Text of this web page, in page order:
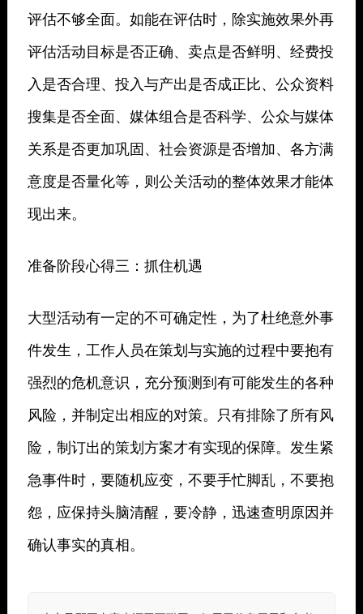
评估不够全面。如能在评估时，除实施效果外再
评估活动目标是否正确、卖点是否鲜明、经费投
入是否合理、投入与产出是否成正比、公众资料
搜集是否全面、媒体组合是否科学、公众与媒体
关系是否更加巩固、社会资源是否增加、各方满
意度是否量化等，则公关活动的整体效果才能体
现出来。
准备阶段心得三：抓住机遇
大型活动有一定的不可确定性，为了杜绝意外事
件发生，工作人员在策划与实施的过程中要抱有
强烈的危机意识，充分预测到有可能发生的各种
风险，并制定出相应的对策。只有排除了所有风
险，制订出的策划方案才有实现的保障。发生紧
急事件时，要随机应变，不要手忙脚乱，不要抱
怨，应保持头脑清醒，要冷静，迅速查明原因并
确认事实的真相。